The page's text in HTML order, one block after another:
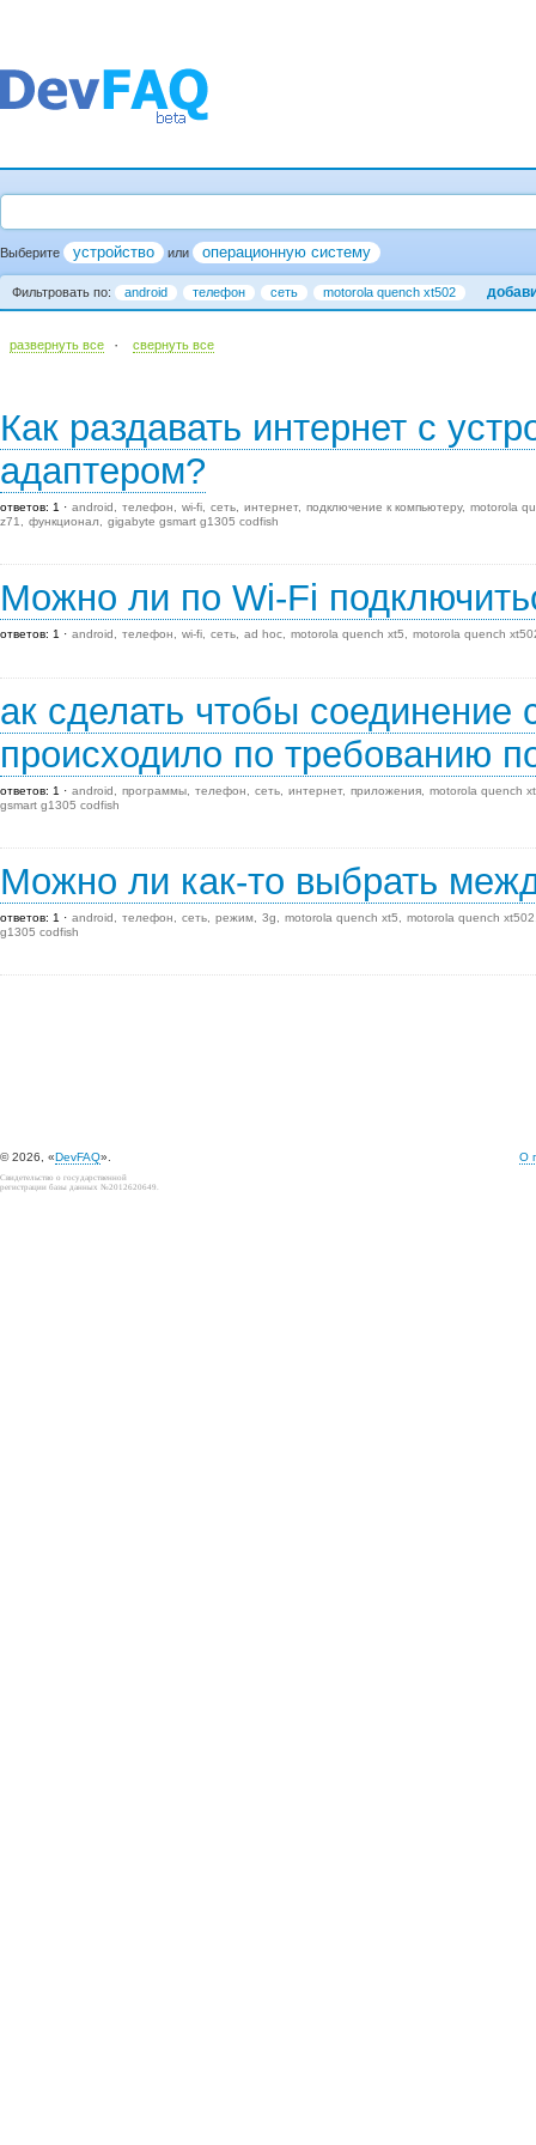
Выберите устройство или операционную систему
Фильтровать по: android телефон сеть motorola quench xt502
развернуть все · cвернуть все
Как раздавать интернет с
адаптером?
ответов: 1 android телефон wi-fi сеть интернет подключение к компьютеру
motorola
z71
функционал gigabyte gsmart g1305 codfish
Можно ли по Wi-Fi
ответов: 1 android телефон wi-fi сеть ad hoc motorola quench xt5 motorola quench
ак сделать чтобы соединение
происходило по требованию
ответов: 1 android программы телефон сеть интернет приложения
motorola quench
gsmart g1305 codfish
Можно ли как-то выбрать
ответов: 1 android телефон сеть режим 3g motorola quench xt5
motorola quench xt502
g1305 codfish
© 2026, «DevFAQ». О
Свидетельство о государственной
регистрации базы данных №2012620649.